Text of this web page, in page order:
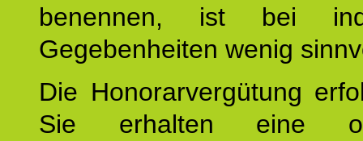
benennen, ist bei
Gegebenheiten wenig
Die Honorarvergütung
Sie erhalten eine